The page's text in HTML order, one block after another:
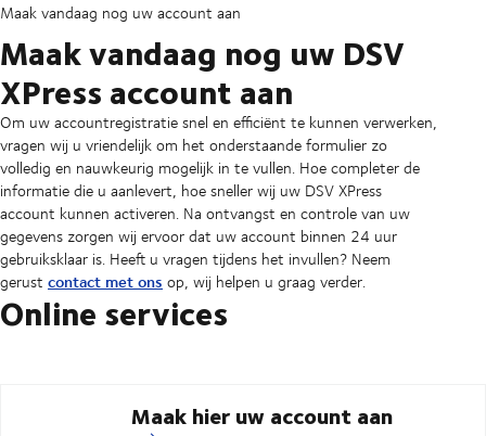
Maak vandaag nog uw account aan
Maak vandaag nog uw DSV
XPress account aan
Om uw accountregistratie snel en efficiënt te kunnen verwerken,
vragen wij u vriendelijk om het onderstaande formulier zo
volledig en nauwkeurig mogelijk in te vullen. Hoe completer de
informatie die u aanlevert, hoe sneller wij uw DSV XPress
account kunnen activeren. Na ontvangst en controle van uw
gegevens zorgen wij ervoor dat uw account binnen 24 uur
gebruiksklaar is. Heeft u vragen tijdens het invullen? Neem
gerust contact met ons op, wij helpen u graag verder.
Online services
Maak hier uw account aan